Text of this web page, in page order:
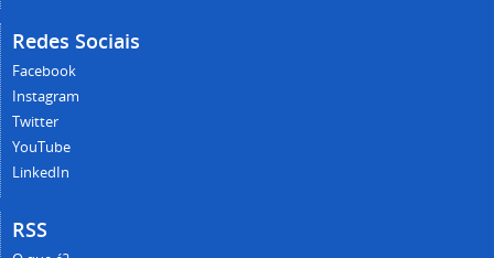
Redes Sociais
Facebook
Instagram
Twitter
YouTube
LinkedIn
RSS